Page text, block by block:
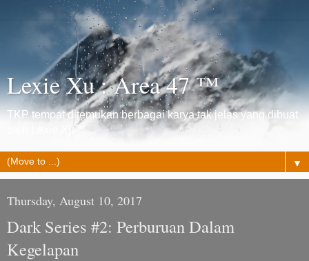
Lexie Xu : Area 47 ™
TKP tempat ditemukan berbagai karya tak jelas yang dibuat
oleh Lexie Xu™
▼
Thursday, August 10, 2017
Dark Series #2: Perburuan Dalam
Kegelapan